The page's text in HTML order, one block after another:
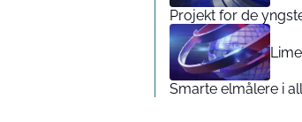
Projekt for de
Smarte elmålere i